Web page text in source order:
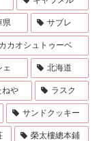
県 サブレ
カオシュトゥーベ
ェ 北海道
ねや ラスク
サンドクッキー
榮太樓總本鋪